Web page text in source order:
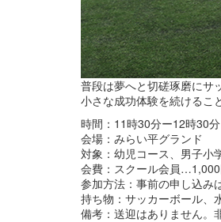
普段は夢へと切磋琢磨にサ
小さな成功体験を続けるこ
時間：11時30分ー12時30分
会場：みらい平グランド
対象：幼児コース、男子小
会費：スクール会員
参加方法：事前の申し込み
持ち物：サッカーボール、
備考：送迎はありません。